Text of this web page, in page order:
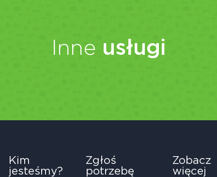
Inne usługi
Kim
jesteśmy?
Zgłoś
potrzebę
Zobacz
więcej